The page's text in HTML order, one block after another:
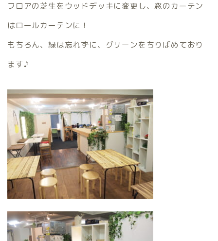
フロアの芝生をウッドデッキに変更し、窓のカーテン
はロールカーテンに！
もちろん、緑は忘れずに、グリーンをちりばめており
ます♪